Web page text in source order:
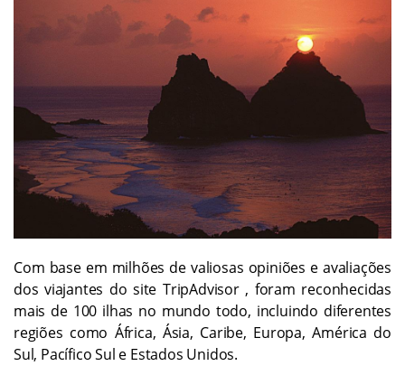
Com base em milhões de valiosas opiniões e avaliações
dos viajantes do site TripAdvisor , foram reconhecidas
mais de 100 ilhas no mundo todo, incluindo diferentes
regiões como África, Ásia, Caribe, Europa, América do
Sul, Pacífico Sul e Estados Unidos.